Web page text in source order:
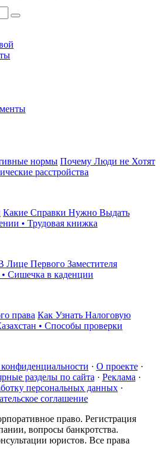
Почему Люди не Хотят
расстройства
Какие Справки Нужно Выдать
• Трудовая книжка
Лице Первого Заместителя
• Сишечка в каденции
Как Узнать Налоговую
• Способы проверки
· О проекте·
разделы по сайта · Реклама ·
персональных данных ·
соглашение
право. Регистрация
вопросы банкротства.
юристов. Все права